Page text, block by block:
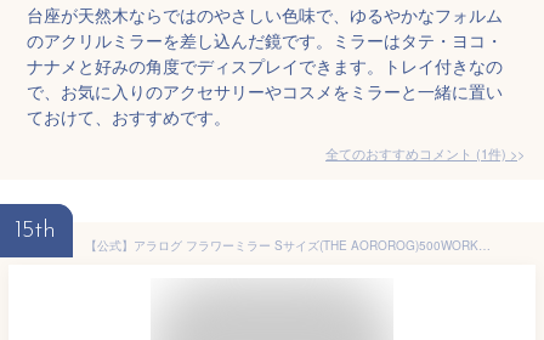
台座が天然木ならではのやさしい色味で、ゆるやかなフォルム
のアクリルミラーを差し込んだ鏡です。ミラーはタテ・ヨコ・
ナナメと好みの角度でディスプレイできます。トレイ付きなの
で、お気に入りのアクセサリーやコスメをミラーと一緒に置い
ておけて、おすすめです。
全てのおすすめコメント (1件) >
15th
【公式】アラログ フラワーミラー Sサイズ(THE AOROROG)500WORKS.ラタン 壁掛け ミラー 壁掛けミラーアンティーク 鏡 おしゃれ ウォール 壁面北欧 トイレ 玄関 シンプル 丸い丸型 藤 かわいい 軽量 Creer/クレエ IGF